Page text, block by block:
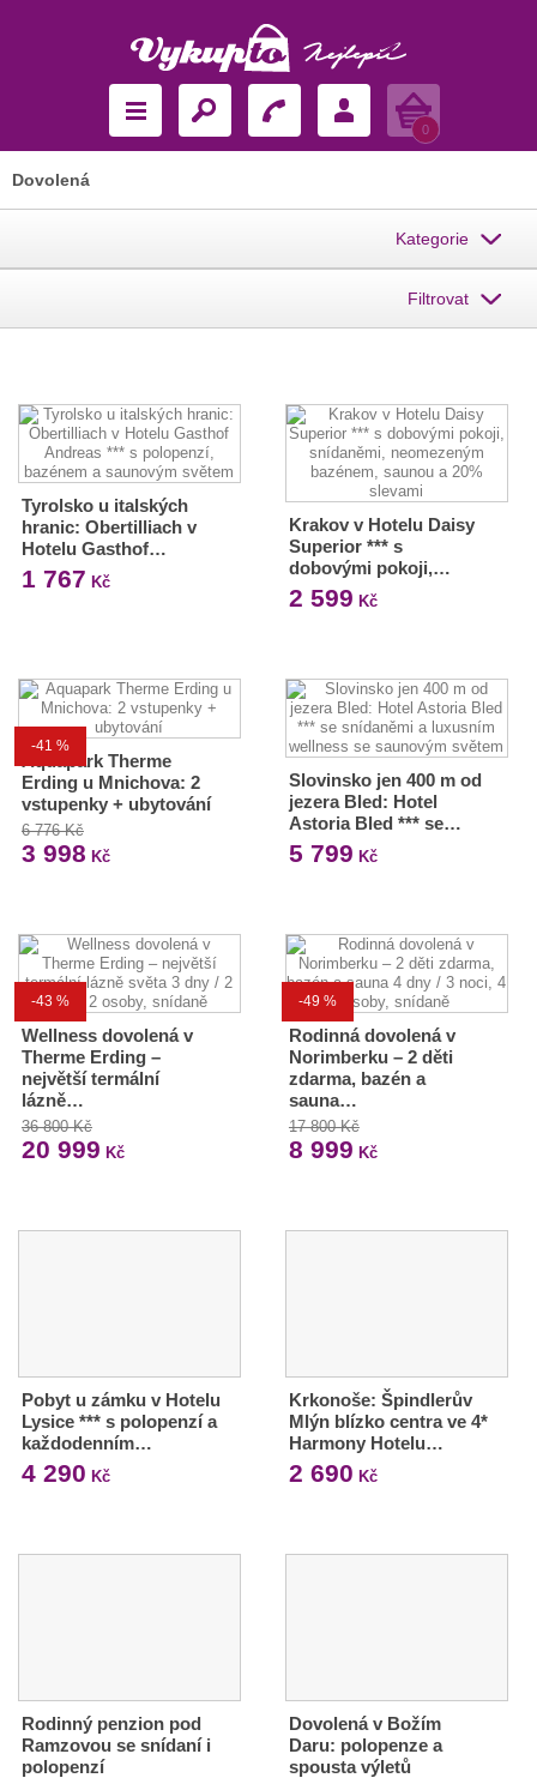
Košík
0
Dovolená
Kategorie
Filtrovat
Tyrolsko u italských
hranic: Obertilliach v
Hotelu Gasthof…
1 767 Kč
Krakov v Hotelu Daisy
Superior *** s
dobovými pokoji,…
2 599 Kč
-41 %
Aquapark Therme
Erding u Mnichova: 2
vstupenky + ubytování
6 776 Kč
3 998 Kč
Slovinsko jen 400 m od
jezera Bled: Hotel
Astoria Bled *** se…
5 799 Kč
-43 %
Wellness dovolená v
Therme Erding –
největší termální
lázně…
36 800 Kč
20 999 Kč
-49 %
Rodinná dovolená v
Norimberku – 2 děti
zdarma, bazén a
sauna…
17 800 Kč
8 999 Kč
Pobyt u zámku v Hotelu
Lysice *** s polopenzí a
každodenním…
4 290 Kč
Krkonoše: Špindlerův
Mlýn blízko centra ve 4*
Harmony Hotelu…
2 690 Kč
Rodinný penzion pod
Ramzovou se snídaní i
polopenzí
Dovolená v Božím
Daru: polopenze a
spousta výletů